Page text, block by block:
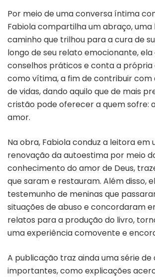
Por meio de uma conversa íntima
Fabiola compartilha um abraço, uma
caminho que trilhou para a cura de
longo de seu relato emocionante,
conselhos práticos e conta a própria
como vítima, a fim de contribuir com
de vidas, dando aquilo que de mais
cristão pode oferecer a quem sofre:
amor.
Na obra, Fabiola conduz a leitora em
renovação da autoestima por meio
conhecimento do amor de Deus,
que saram e restauram. Além disso,
testemunho de meninas que
situações de abuso e concordaram
relatos para a produção do livro,
uma experiência comovente e
A publicação traz ainda uma série
importantes, como explicações